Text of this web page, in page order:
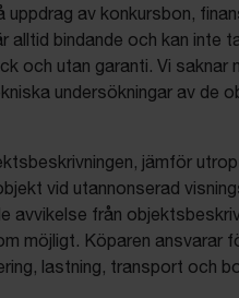
uppdrag av konkursbon,
alltid bindande och kan inte
och utan garanti. Vi saknar
undersökningar av de
jämför
vid utannonserad
avvikelse från
möjligt. Köparen ansvarar
lastning, transport och